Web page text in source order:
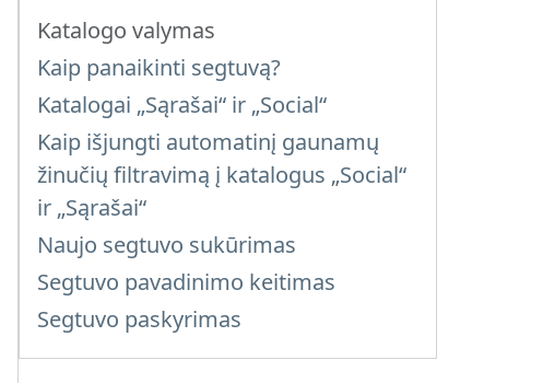
Katalogo valymas
Kaip panaikinti segtuvą?
Katalogai „Sąrašai“ ir „Social“
Kaip išjungti automatinį gaunamų
žinučių filtravimą į katalogus „Social“
ir „Sąrašai“
Naujo segtuvo sukūrimas
Segtuvo pavadinimo keitimas
Segtuvo paskyrimas